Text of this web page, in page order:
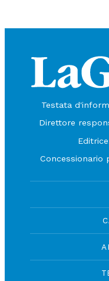
Testata
Direttore
Concessionario